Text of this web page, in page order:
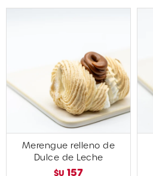
Merengue relleno de
Dulce de Leche
$U 157